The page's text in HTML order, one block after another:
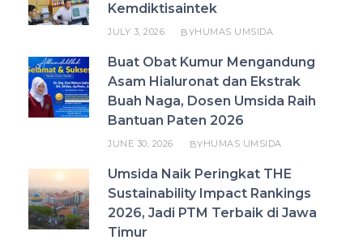
Kemdiktisaintek
JULY 3, 2026 BYHUMAS UMSIDA
Buat Obat Kumur Mengandung
Asam Hialuronat dan Ekstrak
Buah Naga, Dosen Umsida Raih
Bantuan Paten 2026
JUNE 30, 2026 BYHUMAS UMSIDA
Umsida Naik Peringkat THE
Sustainability Impact Rankings
2026, Jadi PTM Terbaik di Jawa
Timur